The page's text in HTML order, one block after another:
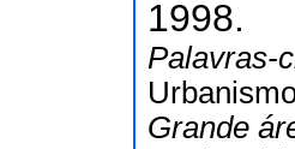
1998.
Palavras-
Grande